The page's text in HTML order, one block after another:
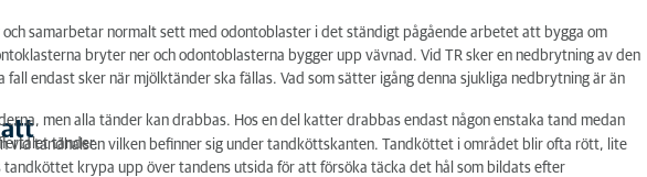
samarbetar normalt sett med odontoblaster i det ständigt pågående arbetet att bygga om
bryter ner och odontoblasterna bygger upp vävnad. Vid TR sker en nedbrytning av den
fall endast sker när mjölktänder ska fällas. Vad som sätter igång denna sjukliga nedbrytning är än
men alla tänder kan drabbas. Hos en del katter drabbas endast någon enstaka tand medan
tänder.
vid tandhalsen vilken befinner sig under tandköttskanten. Tandköttet i området blir ofta rött, lite
tandköttet krypa upp över tandens utsida för att försöka täcka det hål som bildats efter